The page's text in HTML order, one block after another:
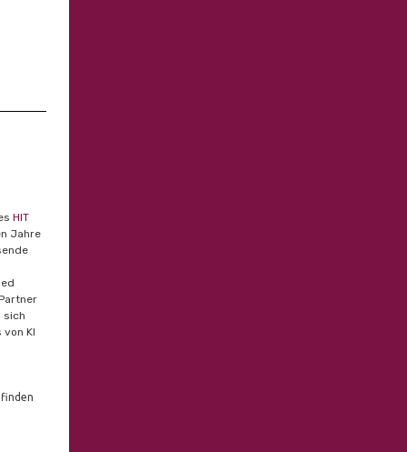
HIT
Jahre
sich
KI